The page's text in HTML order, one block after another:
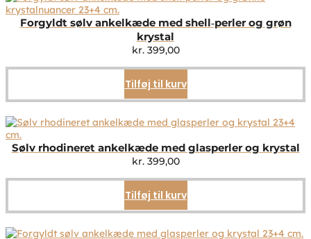
Forgyldt sølv ankelkæde med shell‑perler og grøn
krystal
kr.399,00
Tilføj til kurv
Sølv rhodineret ankelkæde med glasperler og krystal
kr.399,00
Tilføj til kurv